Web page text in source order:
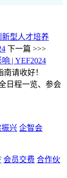
型人才培养
下一篇 >>>
| YEF2024
请收好！
日程一览、参会
振兴 企智会
会员交费 合作伙